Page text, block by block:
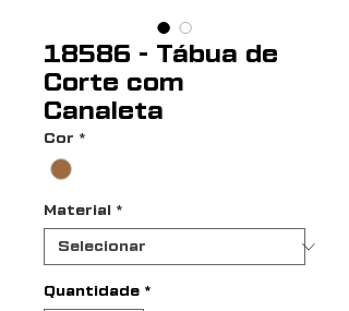
18586 - Tábua de
Corte com
Canaleta
Cor *
Material *
Quantidade *